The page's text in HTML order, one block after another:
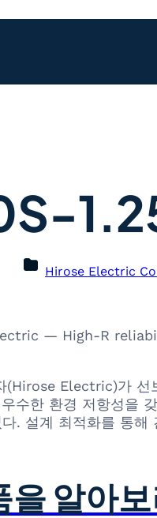
Hirose Electric
— High-R
(Hirose Electric)가
수한 환경 저항성을
. 설계 최적화를 통
을 알아